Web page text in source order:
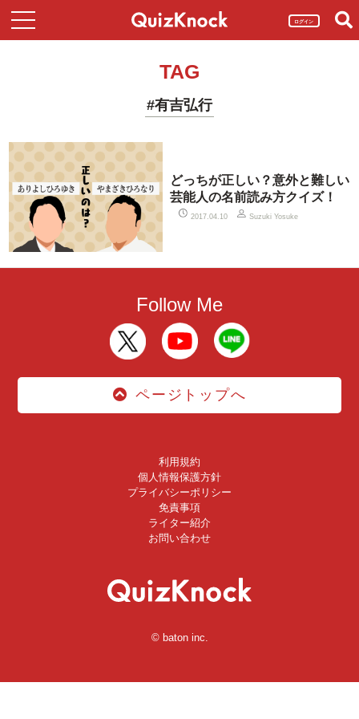
ログイン
TAG
#有吉弘行
どっちが正しい？意外と難しい
芸能人の名前読み方クイズ！
2017.04.10 Suzuki Yosuke
Follow Me
ページトップへ
利用規約
個人情報保護方針
プライバシーポリシー
免責事項
ライター紹介
お問い合わせ
© baton inc.